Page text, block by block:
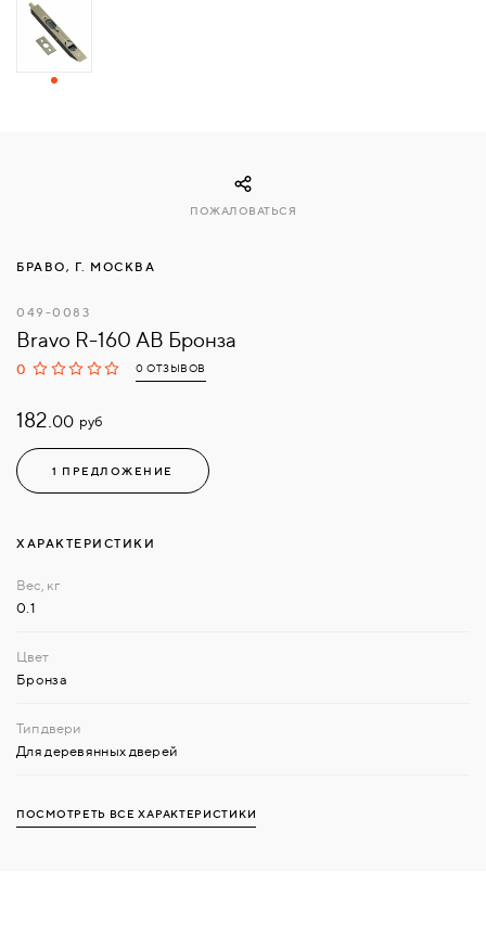
СВЯЗАТЬСЯ
БРАВО, Г. МОСКВА
049-0083
Bravo R-160 AB Бронза
0 0 ОТЗЫВОВ
182.00 руб
1 ПРЕДЛОЖЕНИЕ
ПОЖАЛОВАТЬСЯ
ХАРАКТЕРИСТИКИ
0.1
Бронза
Для деревянных дверей
ПОСМОТРЕТЬ ВСЕ ХАРАКТЕРИСТИКИ